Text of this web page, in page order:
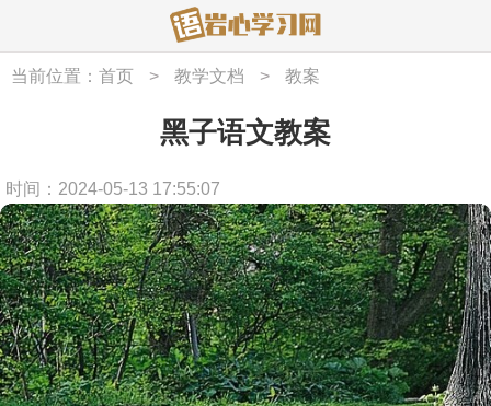
当前位置： 首页 > 教学文档 > 教案
黑子语文教案
时间：2024-05-13 17:55:07